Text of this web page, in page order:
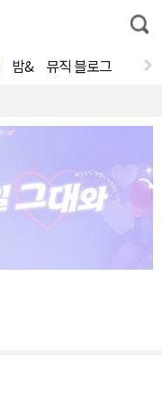
통
합
밤& 뮤직 블로그